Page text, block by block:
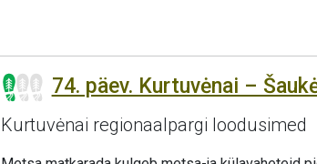
74. päev. Kurtuvėnai –
Kurtuvėnai regionaalpargi loodusimed